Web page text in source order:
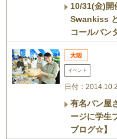
10/31(金)開
Swankiss
コールバン
イベント
日付：
有名パン屋
ージに学生
ブログ☆】